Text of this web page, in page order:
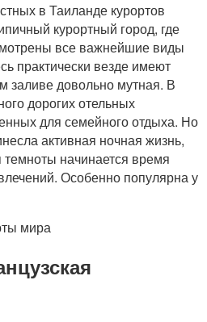
в Таиланде курортов
курортный город, где
все важнейшие виды
практически везде имеют
заливе довольно мутная. В
дорогих отельных
для семейного отдыха. Но
активная ночная жизнь,
темноты начинается время
Особенно популярна у